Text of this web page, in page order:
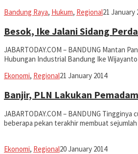
Bandung Raya, Hukum, RegionalJabar
21 January
Besok, Ike Jalani Sidang
JABARTODAY.COM – BANDUNG Mantan
Hubungan Industrial Bandung Ike
Ekonomi, RegionalJabar
21 January 2014
Banjir, PLN Lakukan
JABARTODAY.COM – BANDUNG Tingginya
beberapa pekan terakhir membuat
Ekonomi, RegionalJabar
20 January 2014